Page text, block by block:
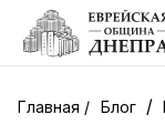
Блог /